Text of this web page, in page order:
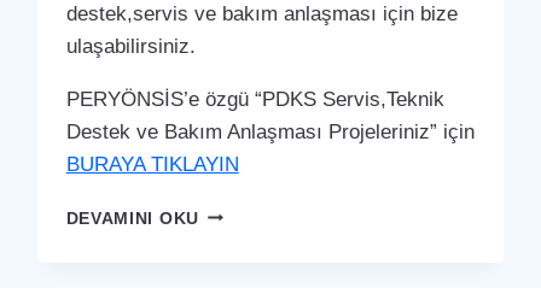
destek,servis ve bakım anlaşması için bize
ulaşabilirsiniz.
PERYÖNSİS’e özgü “PDKS Servis,Teknik
Destek ve Bakım Anlaşması Projeleriniz” için
BURAYA TIKLAYIN
DEVAMINI OKUBOZKURT